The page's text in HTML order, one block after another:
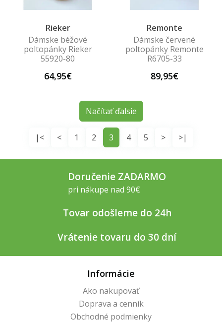
Rieker
Dámske béžové
poltopánky Rieker
55920-80
64,95€
Remonte
Dámske červené
poltopánky Remonte
R6705-33
89,95€
Načítať ďalsie
|< < 1 2 3 4 5 > >|
Doručenie ZADARMO
pri nákupe nad 90€
Tovar odošleme do 24h
Vrátenie tovaru do 30 dní
Informácie
Ako nakupovať
Doprava a cenník
Obchodné podmienky